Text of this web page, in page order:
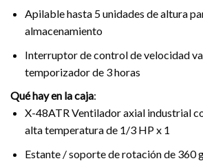
Apilable hasta 5 unidades de altura
almacenamiento
Interruptor de control de velocidad
temporizador de 3 horas
Qué hay en la caja:
X-48ATR Ventilador axial industrial
alta temperatura de 1/3 HP x 1
Estante / soporte de rotación de 360